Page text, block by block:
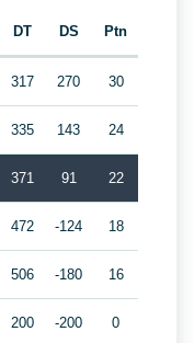
DT DS Ptn
317 270 30
335 143 24
371 91 22
472 -124 18
506 -180 16
200 -200 0